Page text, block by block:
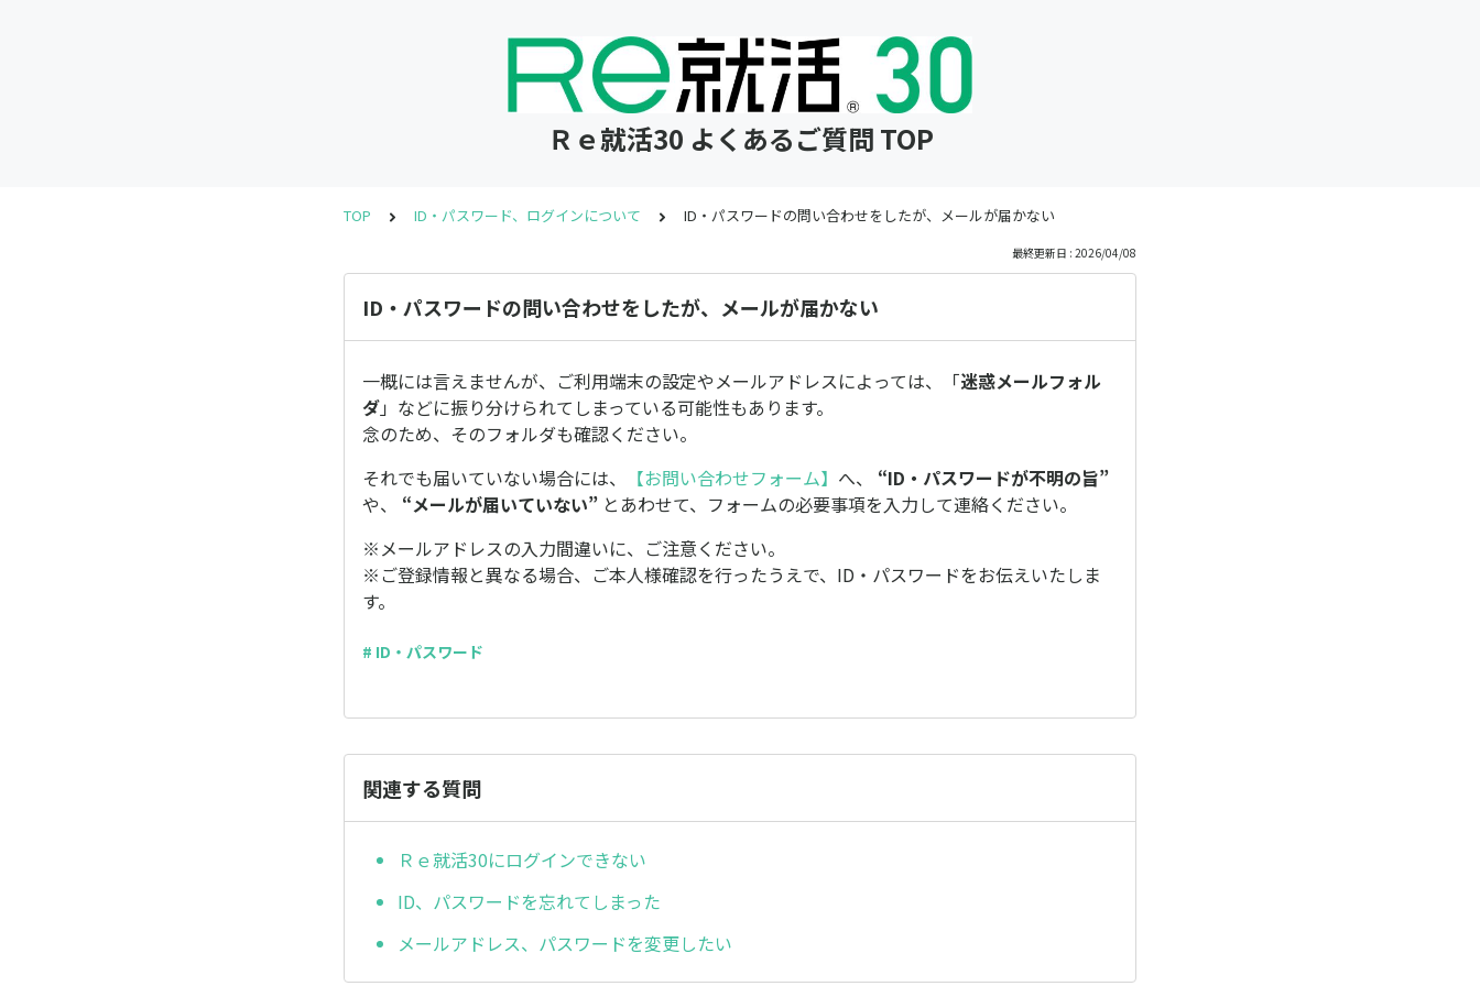
Ｒｅ就活30 よくあるご質問 TOP
TOP ID・パスワード、ログインについて ID・パスワードの問い合わせをしたが、メールが届かない
最終更新日 : 2026/04/08
ID・パスワードの問い合わせをしたが、メールが届かない
一概には言えませんが、ご利用端末の設定やメールアドレスによっては、「迷惑メールフォル
ダ」などに振り分けられてしまっている可能性もあります。
念のため、そのフォルダも確認ください。
それでも届いていない場合には、
【お問い合わせフォーム】 へ、 “ID・パスワードが不明の旨”
や、 “メールが届いていない” とあわせて、フォームの必要事項を入力して連絡ください。
※メールアドレスの入力間違いに、ご注意ください。
※ご登録情報と異なる場合、ご本人様確認を行ったうえで、ID・パスワードをお伝えいたしま
す。
# ID・パスワード
関連する質問
Ｒｅ就活30にログインできない
ID、パスワードを忘れてしまった
メールアドレス、パスワードを変更したい